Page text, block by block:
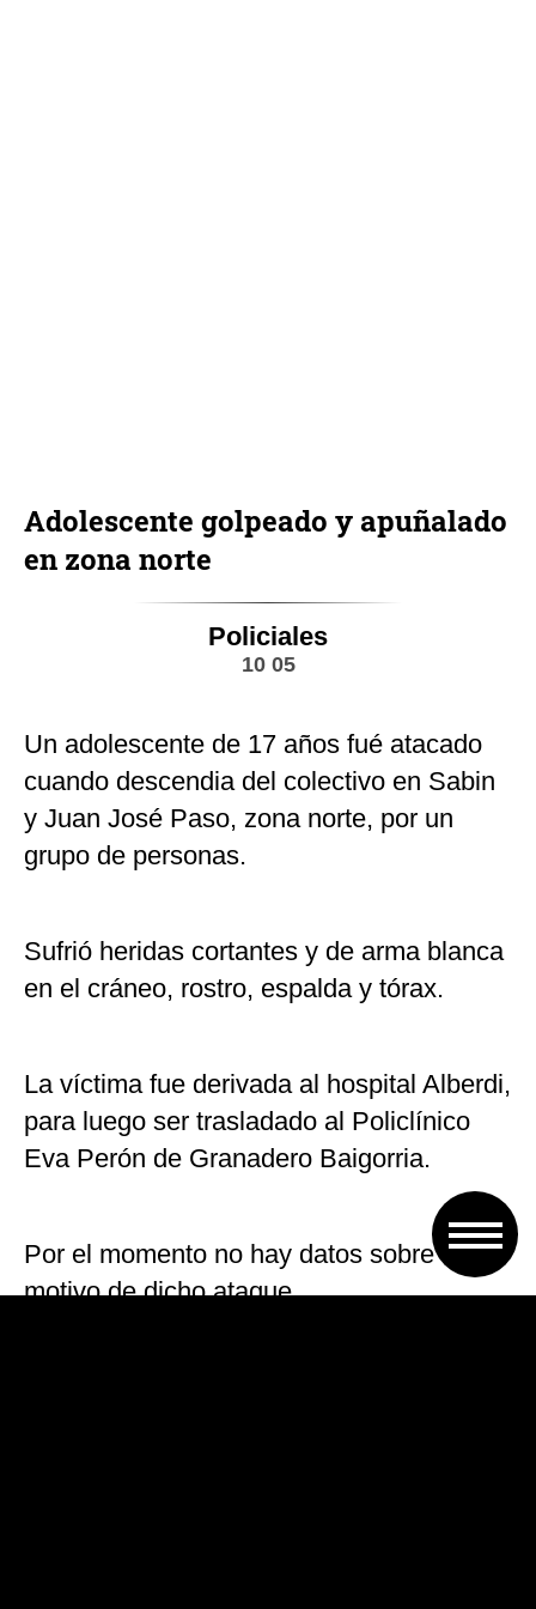
Adolescente golpeado y apuñalado
en zona norte
Policiales
10 05
Un adolescente de 17 años fué atacado
cuando descendia del colectivo en Sabin
y Juan José Paso, zona norte, por un
grupo de personas.
Sufrió heridas cortantes y de arma blanca
en el cráneo, rostro, espalda y tórax.
La víctima fue derivada al hospital Alberdi,
para luego ser trasladado al Policlínico
Eva Perón de Granadero Baigorria.
Por el momento no hay datos sobre el
motivo de dicho ataque.